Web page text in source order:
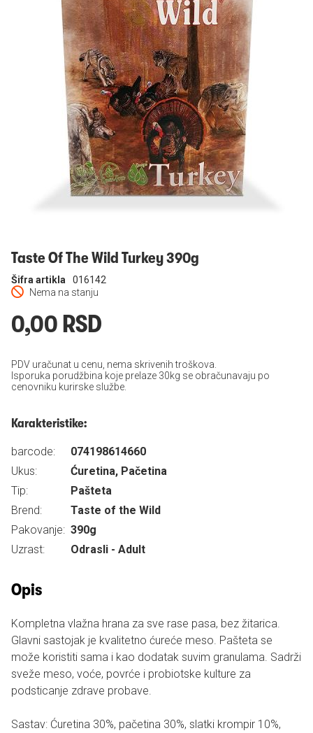
Taste Of The Wild Turkey 390g
Nema na stanju
Šifra artikla 016142
0,00 RSD
PDV uračunat u cenu, nema skrivenih troškova.
Isporuka porudžbina koje prelaze 30kg se obračunavaju po
cenovniku kurirske službe.
Karakteristike:
barcode:
074198614660
Ukus:
Ćuretina, Pačetina
Tip:
Pašteta
Brend:
Taste of the Wild
Pakovanje: 390g
Uzrast:
Odrasli - Adult
Opis
Kompletna vlažna hrana za sve rase pasa, bez žitarica.
Glavni sastojak je kvalitetno ćureće meso. Pašteta se
može koristiti sama i kao dodatak suvim granulama. Sadrži
sveže meso, voće, povrće i probiotske kulture za
podsticanje zdrave probave.
Sastav: Ćuretina 30%, pačetina 30%, slatki krompir 10%,